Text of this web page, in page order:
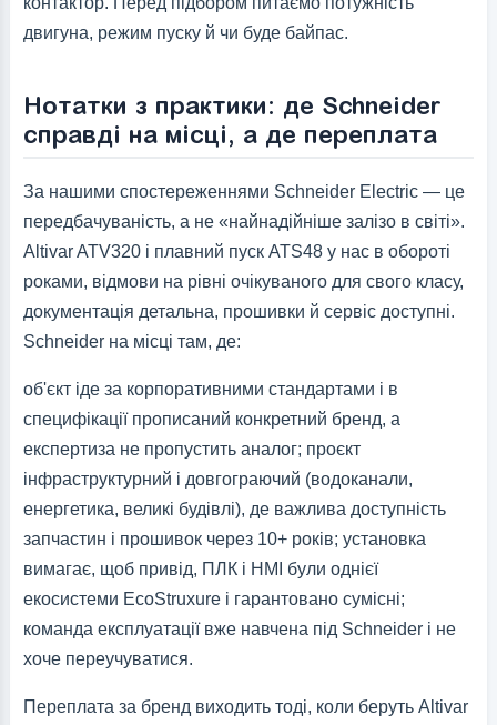
двигуна, режим пуску й чи буде байпас.
Нотатки з практики: де Schneider
справді на місці, а де переплата
За нашими спостереженнями Schneider Electric — це
передбачуваність, а не «найнадійніше залізо в світі».
Altivar ATV320 і плавний пуск ATS48 у нас в обороті
роками, відмови на рівні очікуваного для свого класу,
документація детальна, прошивки й сервіс доступні.
Schneider на місці там, де:
об'єкт іде за корпоративними стандартами і в
специфікації прописаний конкретний бренд, а
експертиза не пропустить аналог; проєкт
інфраструктурний і довгограючий (водоканали,
енергетика, великі будівлі), де важлива доступність
запчастин і прошивок через 10+ років; установка
вимагає, щоб привід, ПЛК і HMI були однієї
екосистеми EcoStruxure і гарантовано сумісні;
команда експлуатації вже навчена під Schneider і не
хоче переучуватися.
Переплата за бренд виходить тоді, коли беруть Altivar